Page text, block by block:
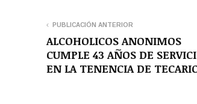
PUBLICACIÓN ANTERIOR
ALCOHOLICOS ANONIMOS
CUMPLE 43 AÑOS DE
EN LA TENENCIA DE